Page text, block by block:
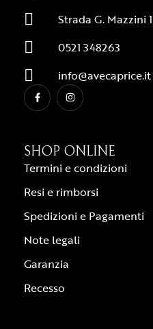
Strada G. Mazzini
0521 348263
info@avecaprice.it
SHOP ONLINE
Termini e condizioni
Resi e rimborsi
Spedizioni e Pagamenti
Note legali
Garanzia
Recesso